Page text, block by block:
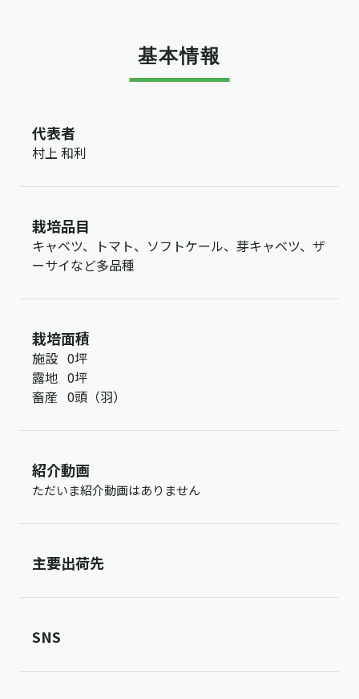
基本情報
代表者
村上 和利
栽培品目
キャベツ、トマト、ソフトケール、芽キャベツ、ザ
ーサイなど多品種
栽培面積
施設 0坪
露地 0坪
畜産 0頭（羽）
紹介動画
ただいま紹介動画はありません
主要出荷先
SNS